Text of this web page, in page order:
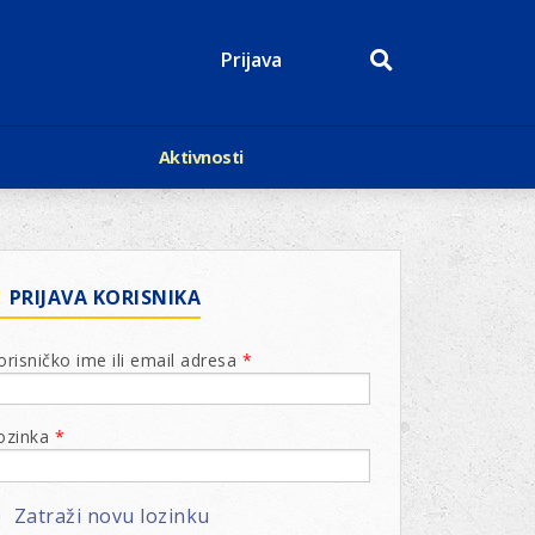
Prijava
Aktivnosti
Događaji
Kalendar
Lions Magazin
PRIJAVA KORISNIKA
ime ili email adresa *
*
Zatraži novu lozinku